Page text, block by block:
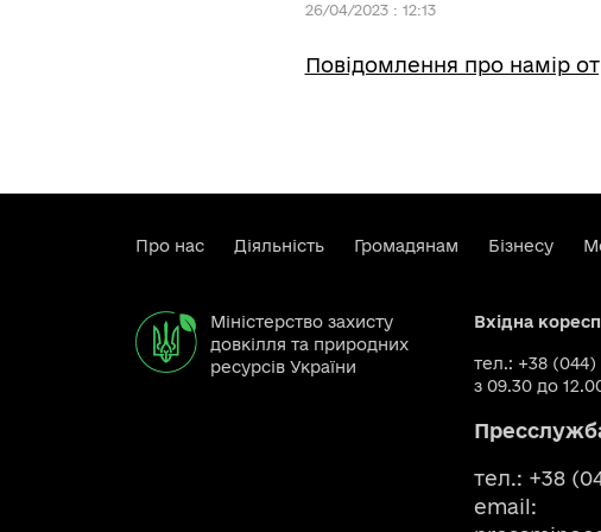
26/04/2023 : 12:13
Повідомлення про намір
Про нас Діяльність Громадянам Бізнесу
Міністерство захисту
довкілля та природних
ресурсів України
Вхідна
тел.: +38 (044)
з 09.30 до
тел.: +38
email: